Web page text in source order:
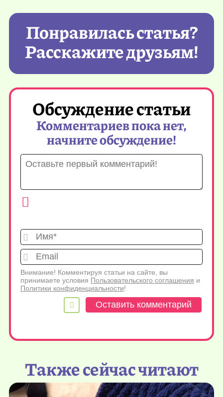
Понравилась статья?
Расскажите друзьям!
Обсуждение статьи
Комментариев пока нет,
начните обсуждение!
Имя*
Внимание! Комментируя статьи на сайте, вы
принимаете условия Пользовательского соглашения и
Политики конфиденциальности!
Также сейчас читают